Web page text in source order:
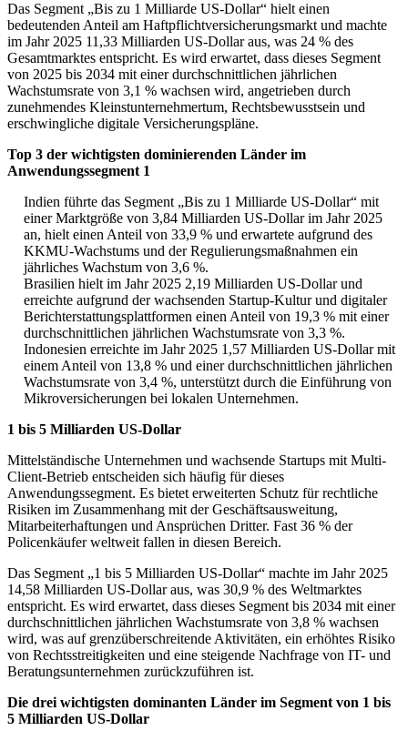
Das Segment „Bis zu 1 Milliarde US-Dollar“ hielt einen
bedeutenden Anteil am Haftpflichtversicherungsmarkt und machte
im Jahr 2025 11,33 Milliarden US-Dollar aus, was 24 % des
Gesamtmarktes entspricht. Es wird erwartet, dass dieses Segment
von 2025 bis 2034 mit einer durchschnittlichen jährlichen
Wachstumsrate von 3,1 % wachsen wird, angetrieben durch
zunehmendes Kleinstunternehmertum, Rechtsbewusstsein und
erschwingliche digitale Versicherungspläne.
Top 3 der wichtigsten dominierenden Länder im
Anwendungssegment 1
Indien führte das Segment „Bis zu 1 Milliarde US-Dollar“ mit
einer Marktgröße von 3,84 Milliarden US-Dollar im Jahr 2025
an, hielt einen Anteil von 33,9 % und erwartete aufgrund des
KKMU-Wachstums und der Regulierungsmaßnahmen ein
jährliches Wachstum von 3,6 %.
Brasilien hielt im Jahr 2025 2,19 Milliarden US-Dollar und
erreichte aufgrund der wachsenden Startup-Kultur und digitaler
Berichterstattungsplattformen einen Anteil von 19,3 % mit einer
durchschnittlichen jährlichen Wachstumsrate von 3,3 %.
Indonesien erreichte im Jahr 2025 1,57 Milliarden US-Dollar mit
einem Anteil von 13,8 % und einer durchschnittlichen jährlichen
Wachstumsrate von 3,4 %, unterstützt durch die Einführung von
Mikroversicherungen bei lokalen Unternehmen.
1 bis 5 Milliarden US-Dollar
Mittelständische Unternehmen und wachsende Startups mit Multi-
Client-Betrieb entscheiden sich häufig für dieses
Anwendungssegment. Es bietet erweiterten Schutz für rechtliche
Risiken im Zusammenhang mit der Geschäftsausweitung,
Mitarbeiterhaftungen und Ansprüchen Dritter. Fast 36 % der
Policenkäufer weltweit fallen in diesen Bereich.
Das Segment „1 bis 5 Milliarden US-Dollar“ machte im Jahr 2025
14,58 Milliarden US-Dollar aus, was 30,9 % des Weltmarktes
entspricht. Es wird erwartet, dass dieses Segment bis 2034 mit einer
durchschnittlichen jährlichen Wachstumsrate von 3,8 % wachsen
wird, was auf grenzüberschreitende Aktivitäten, ein erhöhtes Risiko
von Rechtsstreitigkeiten und eine steigende Nachfrage von IT- und
Beratungsunternehmen zurückzuführen ist.
Die drei wichtigsten dominanten Länder im Segment von 1 bis
5 Milliarden US-Dollar